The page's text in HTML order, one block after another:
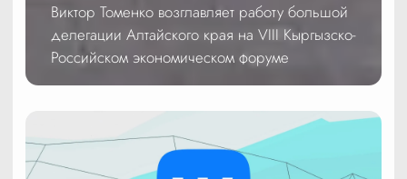
Виктор Томенко возглавляет работу большой
делегации Алтайского края на VIII Кыргызско-
Российском экономическом форуме